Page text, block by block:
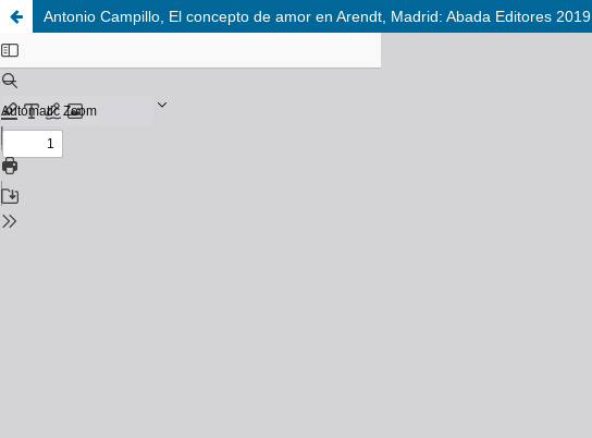
Antonio Campillo, El concepto de amor en Arendt, Madrid: Abada Editores 2019